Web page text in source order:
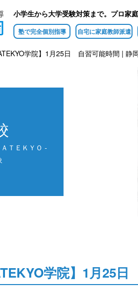
小学生から大学受験対策まで。プロ家
塾で完全個別指導 自宅に家庭教師派遣
学院】1月25日 自習可能時間 | 静
ＴＥＫＹＯ -
学院】1月25